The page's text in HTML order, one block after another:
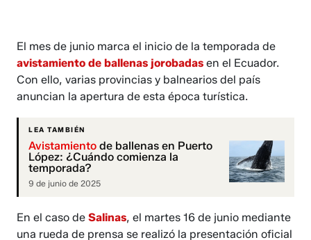
El mes de junio marca el inicio de la temporada de
avistamiento de ballenas jorobadas en el Ecuador.
Con ello, varias provincias y balnearios del país
anuncian la apertura de esta época turística.
LEA TAMBIÉN
Avistamiento de ballenas en Puerto
López: ¿Cuándo comienza la
temporada?
9 de junio de 2025
En el caso deSalinas, el martes 16 de junio mediante
una rueda de prensa se realizó la presentación oficial